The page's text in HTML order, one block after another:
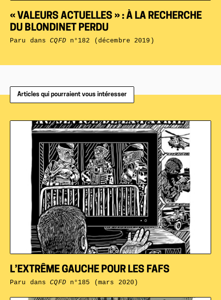
« VALEURS ACTUELLES » : À LA RECHERCHE
DU BLONDINET PERDU
Paru dansCQFDn°182 (décembre 2019)
Articles qui pourraient vous intéresser
L’EXTRÊME GAUCHE POUR LES FAFS
Paru dansCQFDn°185 (mars 2020)